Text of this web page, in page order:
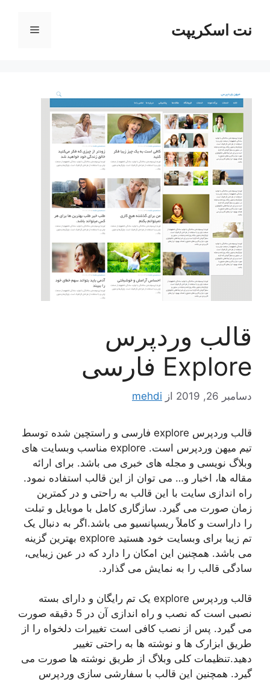
محتوانت اسکریپت فهرست
قالب وردپرس
Explore فارسی
دسامبر 26, 2019 از mehdi
قالب وردپرس explore فارسی و راستچین شده توسط
تیم میهن وردپرس است. explore مناسب وبسایت های
وبلاگ نویسی و مجله های خبری می باشد. برای ارائه
مقاله ها، اخبار و… می توان از این قالب استفاده نمود.
راه اندازی سایت با این قالب به راحتی و در کمترین
زمان صورت می گیرد. سازگاری کامل با موبایل و تبلت
را داراست و کاملاً ریسپانسیو می باشد.اگر به دنبال یک
تم زیبا برای وبسایت خود هستید explore بهترین گزینه
می باشد. همچنین این امکان را دارد که در عین زیبایی،
سادگی قالب را به نمایش می گذارد.
قالب وردپرس explore یک تم رایگان و دارای بسته
نصبی است که نصب و راه اندازی آن در 5 دقیقه صورت
می گیرد. پس از نصب کافی است تغییرات دلخواه را از
طریق ابزارک ها و نوشته ها به راحتی تغییر
دهید.تنظیمات کلی وبلاگ از طریق نوشته ها صورت می
گیرد. همچنین این قالب با سفارشی سازی وردپرس